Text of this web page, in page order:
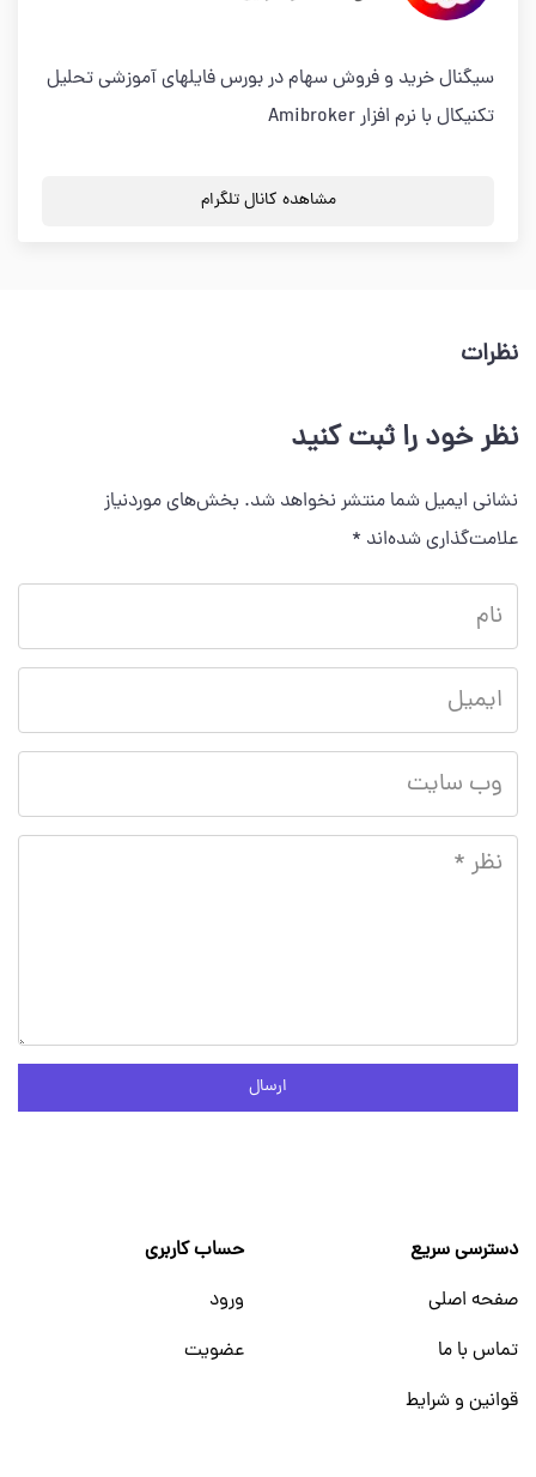
سیگنال خرید و فروش سهام در بورس فایلهای آموزشی تحلیل
تکنیکال با نرم افزار Amibroker
مشاهده کانال تلگرام
نظرات
نظر خود را ثبت کنید
نشانی ایمیل شما منتشر نخواهد شد. بخش‌های موردنیاز
علامت‌گذاری شده‌اند *
ارسال
دسترسی سریع
صفحه اصلی
تماس با ما
قوانین و شرایط
حساب کاربری
ورود
عضویت